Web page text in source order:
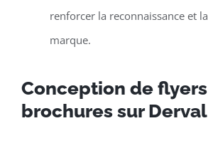
renforcer la reconnaissance et
marque.
Conception de
brochures sur Derval